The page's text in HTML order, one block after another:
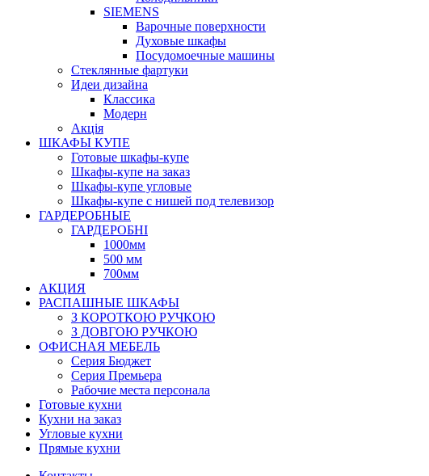
SIEMENS
Варочные поверхности
Духовые шкафы
Посудомоечные машины
Стеклянные фартуки
Идеи дизайна
Класcика
Модерн
Акція
ШКАФЫ КУПЕ
Готовые шкафы-купе
Шкафы-купе на заказ
Шкафы-купе угловые
Шкафы-купе с нишей под телевизор
ГАРДЕРОБНЫЕ
ГАРДЕРОБНІ
1000мм
500 мм
700мм
АКЦИЯ
РАСПАШНЫЕ ШКАФЫ
З КОРОТКОЮ РУЧКОЮ
З ДОВГОЮ РУЧКОЮ
ОФИСНАЯ МЕБЕЛЬ
Серия Бюджет
Серия Премьера
Рабочие места персонала
Готовые кухни
Кухни на заказ
Угловые кухни
Прямые кухни